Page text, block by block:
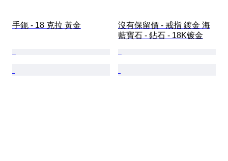
手鈪 - 18 克拉 黃金
沒有保留價 - 戒指 鍍金 海
藍寶石 - 鉆石 - 18K镀金